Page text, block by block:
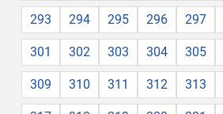
293 294 295 296 297
301 302 303 304 305
309 310 311 312 313